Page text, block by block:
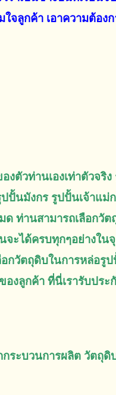
จลูกค้า เอาความต้อง
ตัวท่านเองเท่าตัวจริง
ปั้นมังกร รูปปั้นเจ้าแม่
ท่านสามารถเลือกวั
ะได้ครบทุกๆอย่างใน
กวัตถุดิบในการหล่อรูป
งลูกค้า ที่นี่เรารับประ
บวนการผลิต วัตถุดิบ